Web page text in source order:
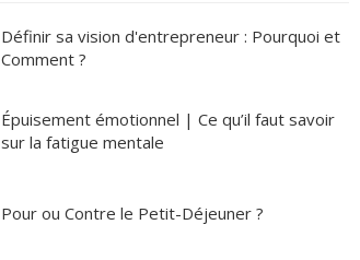
Définir sa vision d'entrepreneur : Pourquoi et
Comment ?
Épuisement émotionnel | Ce qu’il faut savoir
sur la fatigue mentale
Pour ou Contre le Petit-Déjeuner ?